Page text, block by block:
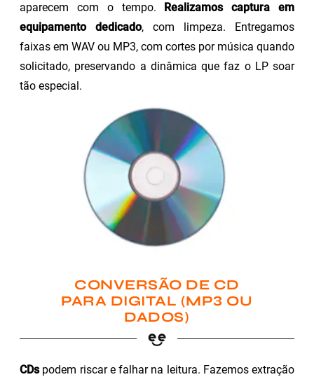
aparecem com o tempo.
Realizamos captura em
equipamento dedicado, com limpeza. Entregamos
faixas em WAV ou MP3, com cortes por música quando
solicitado, preservando a dinâmica que faz o LP soar
tão especial.
CONVERSÃO DE CD
PARA DIGITAL (MP3 OU
DADOS)
CDspodem riscar e falhar na leitura. Fazemos extração